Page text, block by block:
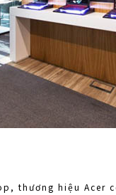
thương hiệu Acer